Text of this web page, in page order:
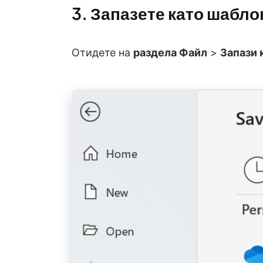
3. Запазете като
Отидете на раздела Файл > Запази